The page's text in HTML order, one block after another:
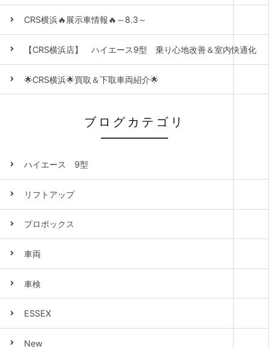
CRS横浜🔥展示車情報🔥～8.3～
【CRS横浜店】 ハイエース9型 乗り心地改善＆室内快適化
🌟CRS横浜🌟買取＆下取車両紹介🌟
ブログカテゴリ
ハイエース 9型
リフトアップ
プロボックス
車両
車検
ESSEX
New